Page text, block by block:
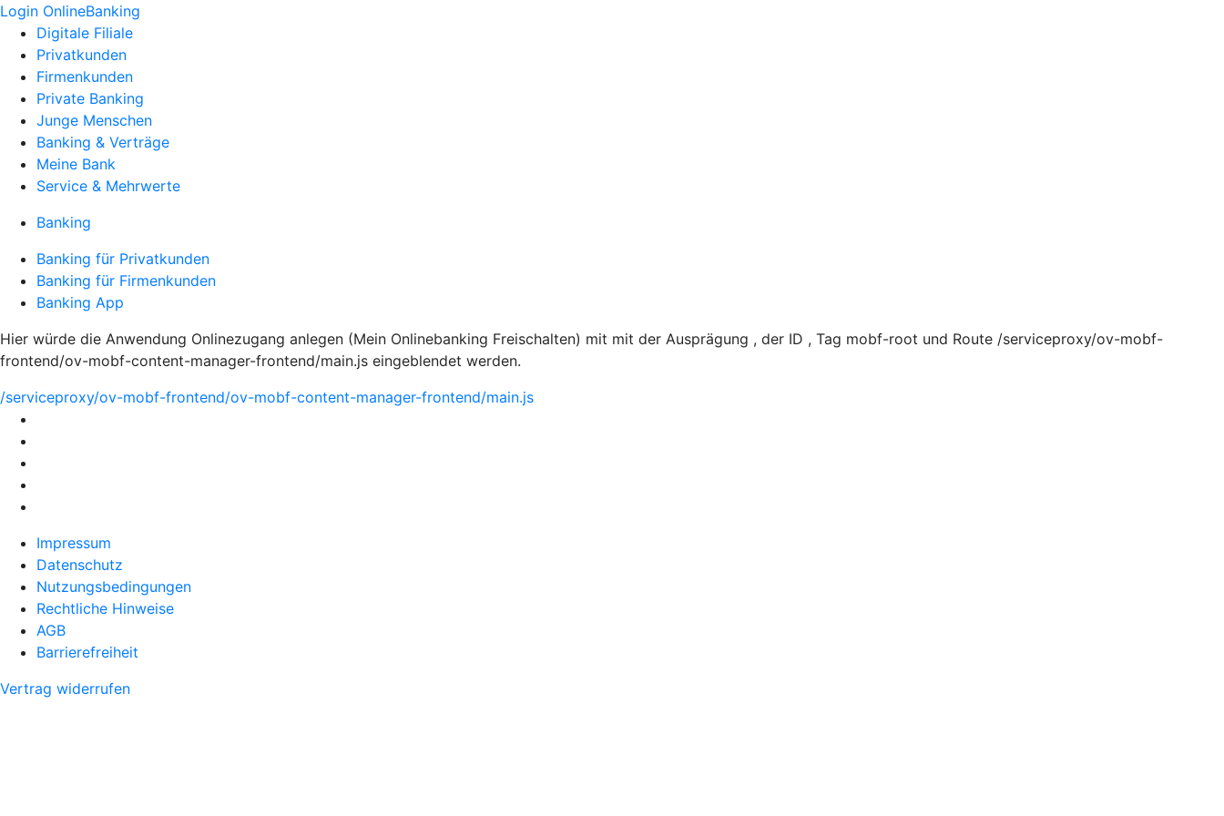
Login OnlineBanking
Digitale Filiale
Privatkunden
Firmenkunden
Private Banking
Junge Menschen
Banking & Verträge
Meine Bank
Service & Mehrwerte
Banking
Banking für Privatkunden
Banking für Firmenkunden
Banking App
Hier würde die Anwendung Onlinezugang anlegen (Mein Onlinebanking Freischalten) mit mit der Ausprägung , der ID , Tag mobf-root und Route /serviceproxy/ov-mobf-
frontend/ov-mobf-content-manager-frontend/main.js eingeblendet werden.
/serviceproxy/ov-mobf-frontend/ov-mobf-content-manager-frontend/main.js
Impressum
Datenschutz
Nutzungsbedingungen
Rechtliche Hinweise
AGB
Barrierefreiheit
Vertrag widerrufen